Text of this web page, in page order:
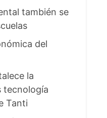
también se
del
la
tecnología
Tanti